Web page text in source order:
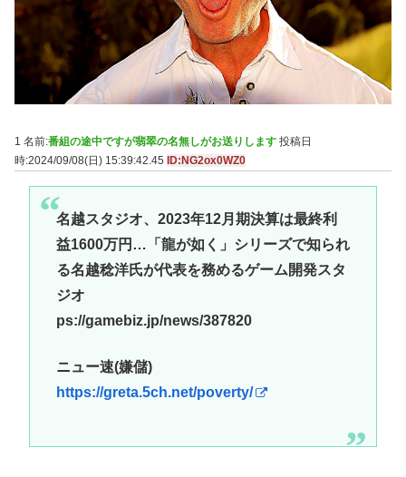
1 名前:番組の途中ですが翡翠の名無しがお送りします 投稿日
時:2024/09/08(日) 15:39:42.45
ID:NG2ox0WZ0
名越スタジオ、2023年12月期決算は最終利
益1600万円…「龍が如く」シリーズで知られ
る名越稔洋氏が代表を務めるゲーム開発スタ
ジオ
ps://gamebiz.jp/news/387820
ニュー速(嫌儲)
https://greta.5ch.net/poverty/